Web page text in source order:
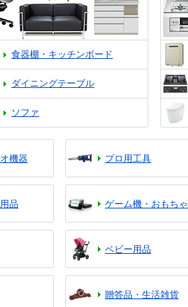
食器棚・キッチンボード
ダイニングテーブル
ソファ
機器 プロ用工具
品 ゲーム機・おもちゃ
ベビー用品
贈答品・生活雑貨